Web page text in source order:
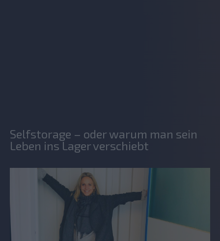
Selfstorage – oder warum man sein
Leben ins Lager verschiebt